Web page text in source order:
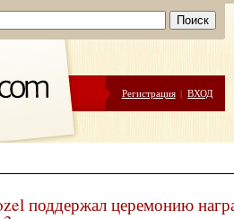
Регистрация | ВХОД
поддержал церемонию